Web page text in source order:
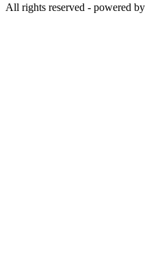
All rights reserved - powered by